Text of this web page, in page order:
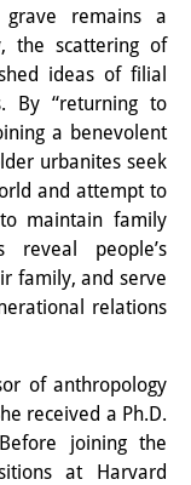
・ジャパ
ラ
remains a
the scattering of
ideas of filial
By “returning to
a benevolent
urbanites seek
and attempt to
maintain family
reveal people’s
family, and serve
relations
of anthropology
received a Ph.D.
joining the
at Harvard